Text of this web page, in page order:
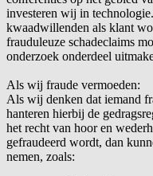
investeren wij in
kwaadwillenden als klant
frauduleuze schadeclaims
onderzoek onderdeel
Als wij fraude vermoeden:
Als wij denken dat iemand
hanteren hierbij de
het recht van hoor en
gefraudeerd wordt, dan
nemen, zoals: